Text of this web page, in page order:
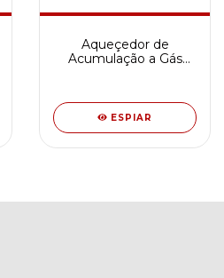
Aqueçedor de
Acumulação a Gás
ESPIAR